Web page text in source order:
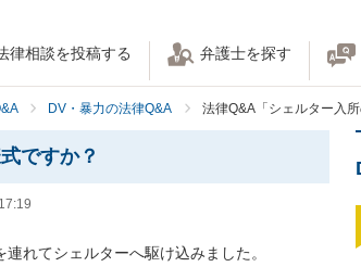
律相談を投稿する 弁護士を探す
DV・暴力の法律Q&A 法律Q&A「シェルター入
ですか？
れてシェルターへ駆け込みました。